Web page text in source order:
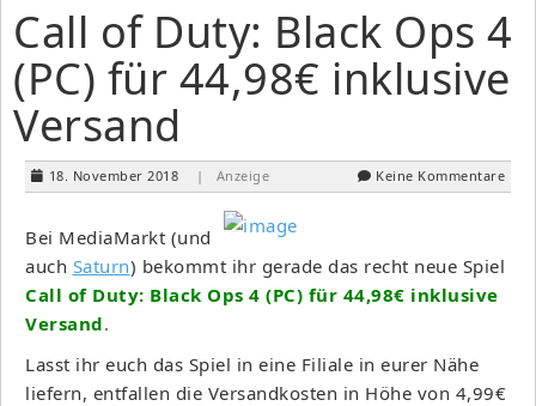
Call of Duty: Black Ops 4
(PC) für 44,98€ inklusive
Versand
18. November 2018 | Anzeige Keine Kommentare
Bei MediaMarkt (und
auch Saturn) bekommt ihr gerade das recht neue Spiel
Call of Duty: Black Ops 4 (PC) für 44,98€ inklusive
Versand.
Lasst ihr euch das Spiel in eine Filiale in eurer Nähe
liefern, entfallen die Versandkosten in Höhe von 4,99€